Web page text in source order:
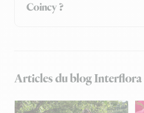
Coincy ?
Articles du blog Interflora